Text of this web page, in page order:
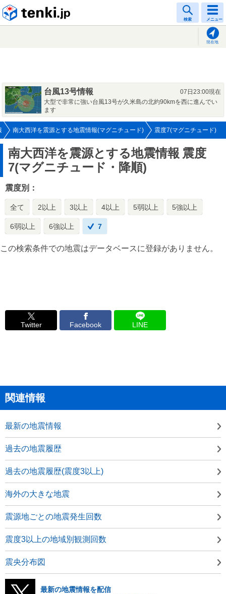
検索 メニュー
現在地
台風13号情報
07日23:00現在
大型で非常に強い台風13号が久米島の北約90kmを西に進んでい
ます
南大西洋を震源とする地震情報(マグニチュード) 震度7(マグニチュード)
南大西洋を震源とする地震情報 震度
7(マグニチュード・降順)
震度別：
全て 2以上 3以上 4以上 5弱以上 5強以上
6弱以上 6強以上 7
この検索条件での地震はデータベースに登録がありません。
Twitter Facebook LINE
関連情報
最新の地震情報
過去の地震履歴
過去の地震履歴(震度3以上)
海外の大きな地震
震源地ごとの地震発生回数
震度3以上の地域別観測回数
震央分布図
最新の地震情報を配信